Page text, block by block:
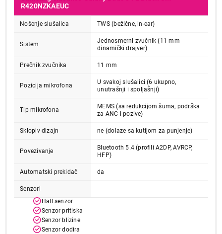
R420NZKAEUC
Nošenje slušalica TWS (bežične, in-ear)
Sistem
Jednosmerni zvučnik (11 mm
dinamički drajver)
Prečnik zvučnika 11 mm
Pozicija mikrofona
U svakoj slušalici (6 ukupno,
unutrašnji i spoljašnji)
Tip mikrofona
MEMS (sa redukcijom šuma, podrška
za ANC i pozive)
Sklopiv dizajn ne (dolaze sa kutijom za punjenje)
Povezivanje
Bluetooth 5.4 (profili A2DP, AVRCP,
HFP)
Automatski prekidač da
Senzori
Hall senzor
Senzor pritiska
Senzor blizine
Senzor dodira